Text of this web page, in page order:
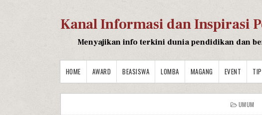
Kanal Informasi dan Inspirasi
Menyajikan info terkini dunia pendidikan dan
HOME AWARD BEASISWA LOMBA MAGANG EVENT
UMUM